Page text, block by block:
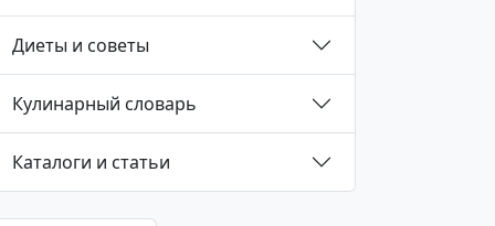
Диеты и советы
Кулинарный словарь
Каталоги и статьи